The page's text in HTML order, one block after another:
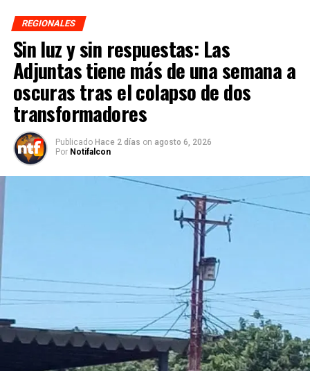
REGIONALES
Sin luz y sin respuestas: Las
Adjuntas tiene más de una semana a
oscuras tras el colapso de dos
transformadores
Publicado Hace 2 días on agosto 6, 2026
Por Notifalcon